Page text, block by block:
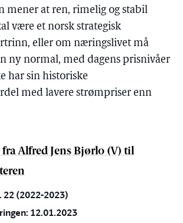
mener at ren, rimelig og stabil
være et norsk strategisk
eller om næringslivet må
ny normal, med dagens prisnivåer
har sin historiske
med lavere strømpriser enn
Alfred Jens Bjørlo (V) til
(2022-2023)
12.01.2023